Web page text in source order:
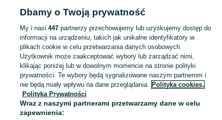
Popularne wyszukiwania
furtka buda
Skorzystaj z największego serwisu ogłoszeniowego - Wolica i okolice! Kupuj to, czego pragniesz i sprzedawaj to, czego już nie potrzebujesz! Zobacz
Mapa kategorii
Mapa miejscowości
Mapa ministron
Dbamy o Twoją prywatność
My i nasi 447partnerzy przechowujemy lub uzyskujemy dostęp do
informacji na urządzeniu, takich jak unikalne identyfikatory w
plikach cookie w celu przetwarzania danych osobowych.
Użytkownik może zaakceptować wybory lub zarządzać nimi,
klikając poniżej lub w dowolnym momencie na stronie polityki
prywatności. Te wybory będą sygnalizowane naszym partnerom i
nie będą miały wpływu na dane przeglądania. Polityka cookies,
Polityka Prywatności
Wraz z naszymi partnerami przetwarzamy dane w celu
zapewnienia: